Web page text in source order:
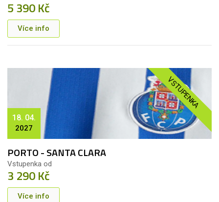
5 390 Kč
Více info
VSTUPENKA
18. 04.
2027
PORTO - SANTA CLARA
Vstupenka od
3 290 Kč
Více info